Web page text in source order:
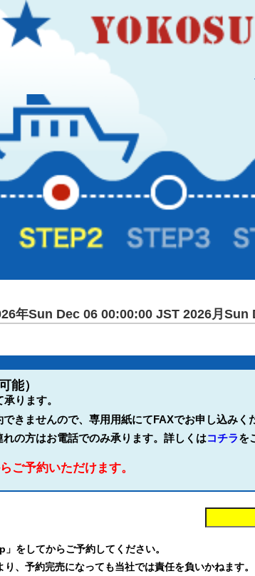
年Sun Dec 06 00:00:00 JST 2026月
能）
ります。
きませんので、専用用紙にてFAXでお申し込みく
の方はお電話でのみ承ります。詳しくはコチラを
ご予約いただけます。
をしてからご予約してください。
、予約完売になっても当社では責任を負いかねます。